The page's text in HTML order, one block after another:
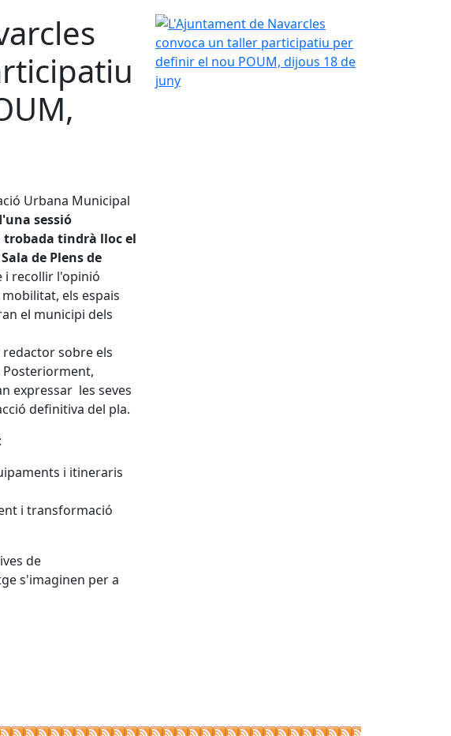
Urbana Municipal
sessió
trobada tindrà lloc el
de Plens de
i recollir l'opinió
els espais
el municipi dels
sobre els
Posteriorment,
expressar les seves
definitiva del pla.
i itineraris
i transformació
de
s'imaginen per a
L'Ajuntament de Navarcles convoca un taller